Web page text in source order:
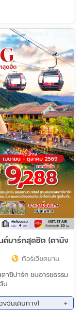
69 - 25 ส.ค. 69
69 - 28 ส.ค. 69
. 69 - 01 ก.ย. 69
. 69 - 04 ก.ย. 69
. 69 - 08 ก.ย. 69
ย. 69 - 11 ก.ย. 69
69 - 15 ก.ย. 69
. 69 - 18 ก.ย. 69
. 69 - 22 ก.ย. 69
. 69 - 24 ก.ย. 69
. 69 - 27 ก.ย. 69
. 69 - 01 ต.ค. 69
. 69 - 03 ต.ค. 69
ด์มาร์กสุดฮิต (ดานัง
ทัวร์เวียดนาม
าซีปาร์ค ชมอารยธรรม
น
งวันเดินทาง)